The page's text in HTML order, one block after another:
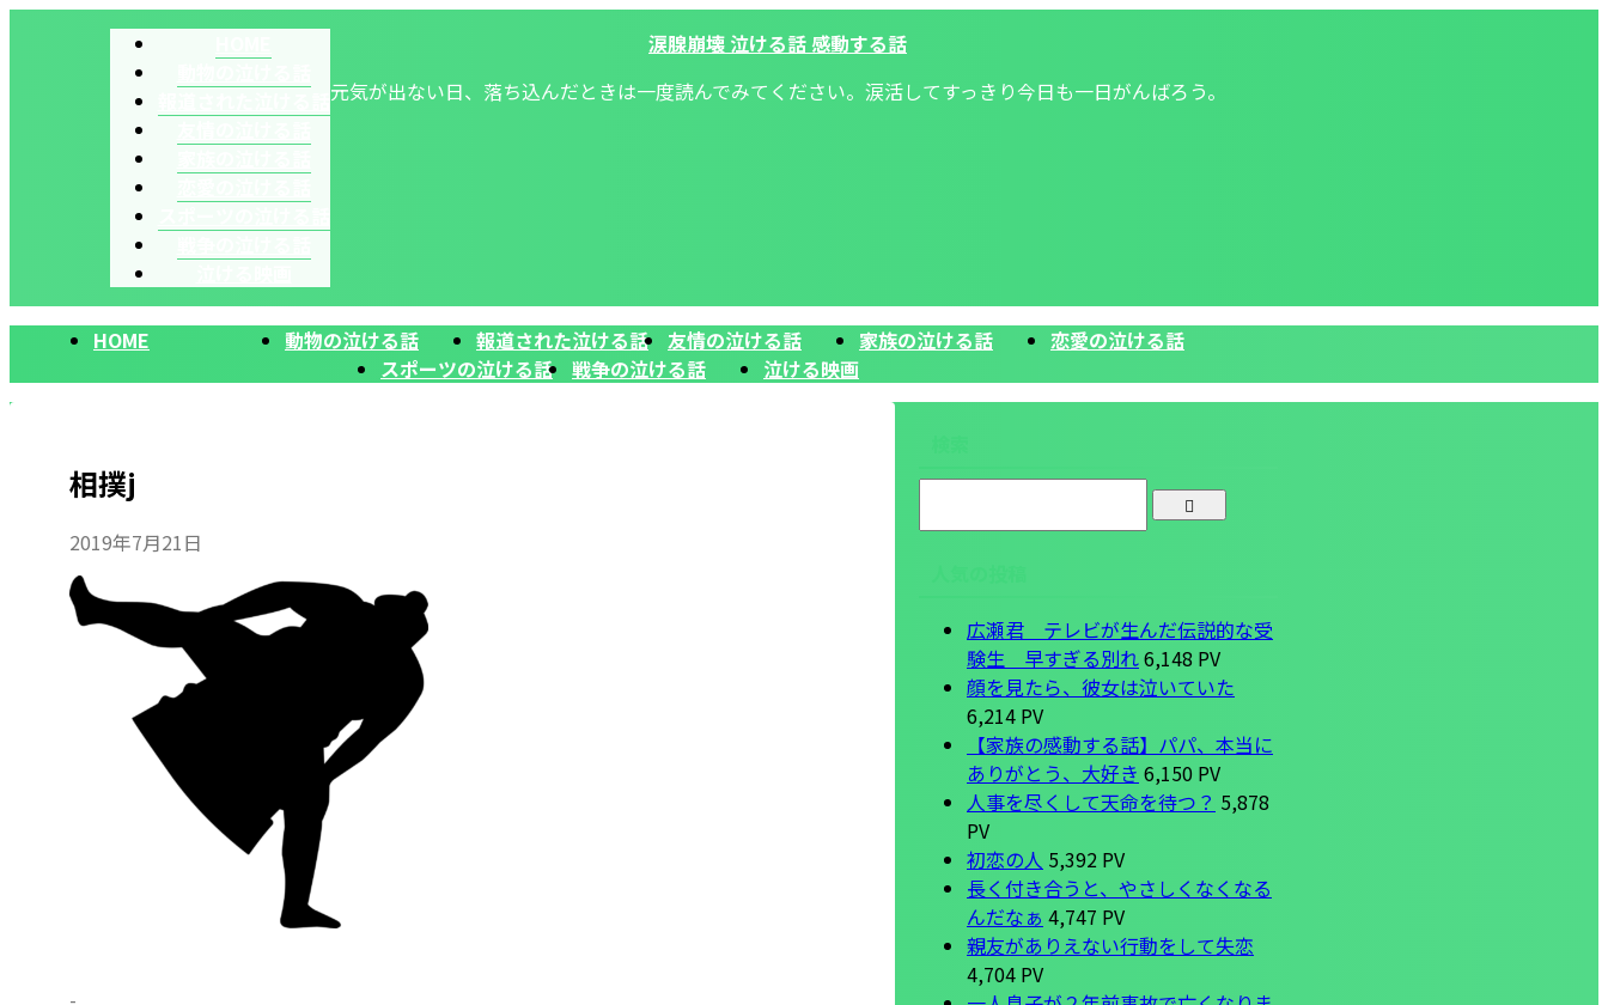
涙腺崩壊 泣ける話 感動する話
元気が出ない日、落ち込んだときは一度読んでみてください。涙活してすっきり今日も一日がんばろう。
HOME 動物の泣ける話 報道された泣ける話 友情の泣ける話 家族の泣ける話
恋愛の泣ける話
スポーツの泣ける話
戦争の泣ける話 泣ける映画
相撲j
2019年7月21日
-
広瀬君 テレビが生んだ伝説的な受
験生 早すぎる別れ6,148 PV
顔を見たら、彼女は泣いていた
6,214 PV
【家族の感動する話】パパ、本当に
ありがとう、大好き 6,150 PV
人事を尽くして天命を待つ？ 5,878
PV
初恋の人 5,392 PV
長く付き合うと、やさしくなくなる
んだなぁ 4,747 PV
親友がありえない行動をして失恋
4,704 PV